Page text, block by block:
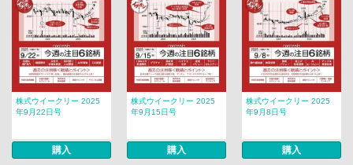
株式ウイークリー 2025
年9月22日号
購入
株式ウイークリー 2025
年9月15日号
購入
株式ウイークリー 2025
年9月8日号
購入